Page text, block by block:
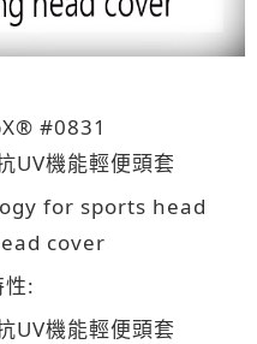
#0831
UV機能輕便頭套
for sports head
cover
性:
UV機能輕便頭套